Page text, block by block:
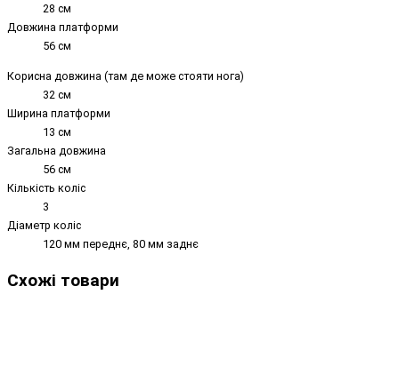
28 см
Довжина платформи
56 см
Корисна довжина (там де може стояти нога)
32 см
Ширина платформи
13 см
Загальна довжина
56 см
Кількість коліс
3
Діаметр коліс
120 мм переднє, 80 мм заднє
Схожі товари